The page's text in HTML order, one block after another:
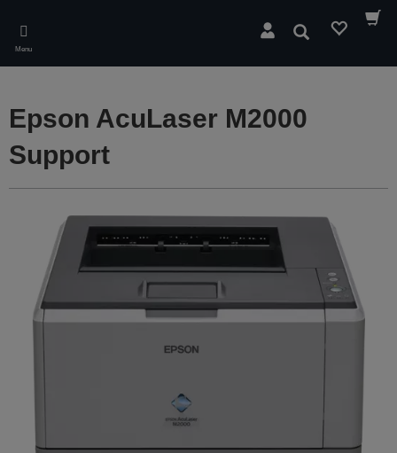
main
content
Menu
Søg
Epson AcuLaser M2000
Support